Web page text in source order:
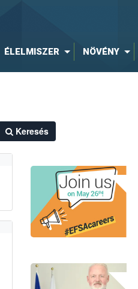
ÉLELMISZER NÖVÉNY
Keresés